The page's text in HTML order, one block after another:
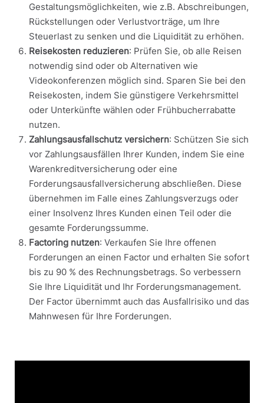
Gestaltungsmöglichkeiten, wie z.B. Abschreibungen,
Rückstellungen oder Verlustvorträge, um Ihre
Steuerlast zu senken und die Liquidität zu erhöhen.
Reisekosten reduzieren: Prüfen Sie, ob alle Reisen
notwendig sind oder ob Alternativen wie
Videokonferenzen möglich sind. Sparen Sie bei den
Reisekosten, indem Sie günstigere Verkehrsmittel
oder Unterkünfte wählen oder Frühbucherrabatte
nutzen.
Zahlungsausfallschutz versichern: Schützen Sie sich
vor Zahlungsausfällen Ihrer Kunden, indem Sie eine
Warenkreditversicherung oder eine
Forderungsausfallversicherung abschließen. Diese
übernehmen im Falle eines Zahlungsverzugs oder
einer Insolvenz Ihres Kunden einen Teil oder die
gesamte Forderungssumme.
Factoring nutzen: Verkaufen Sie Ihre offenen
Forderungen an einen Factor und erhalten Sie sofort
bis zu 90 % des Rechnungsbetrags. So verbessern
Sie Ihre Liquidität und Ihr Forderungsmanagement.
Der Factor übernimmt auch das Ausfallrisiko und das
Mahnwesen für Ihre Forderungen.